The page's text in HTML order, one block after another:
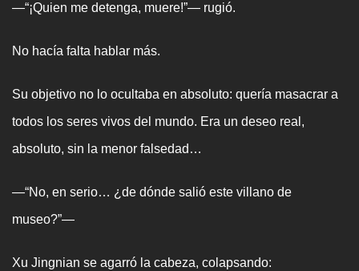
—“¡Quien me detenga, muere!”— rugió.
No hacía falta hablar más.
Su objetivo no lo ocultaba en absoluto: quería masacrar a
todos los seres vivos del mundo. Era un deseo real,
absoluto, sin la menor falsedad…
—“No, en serio… ¿de dónde salió este villano de
museo?”—
Xu Jingnian se agarró la cabeza, colapsando: